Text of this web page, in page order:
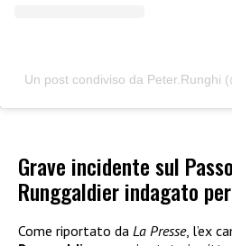
Un post condiviso da Peter.Runghi
Grave incidente sul
Runggaldier indagato
Come riportato da La Presse, l’ex